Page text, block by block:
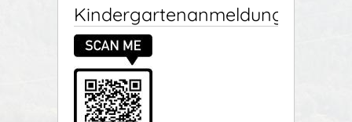
Kindergartenanmeldung